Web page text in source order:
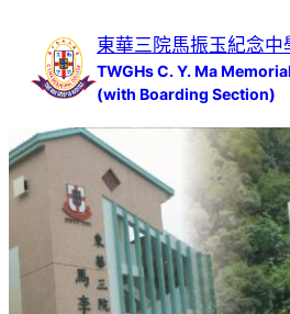
內
容
東華三院馬振玉紀念中
TWGHs C. Y. Ma
(with Boarding Section)